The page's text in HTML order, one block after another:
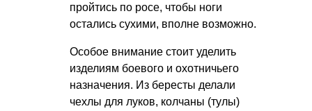
пройтись по росе, чтобы ноги
остались сухими, вполне возможно.
Особое внимание стоит уделить
изделиям боевого и охотничьего
назначения. Из бересты делали
чехлы для луков, колчаны (тулы)